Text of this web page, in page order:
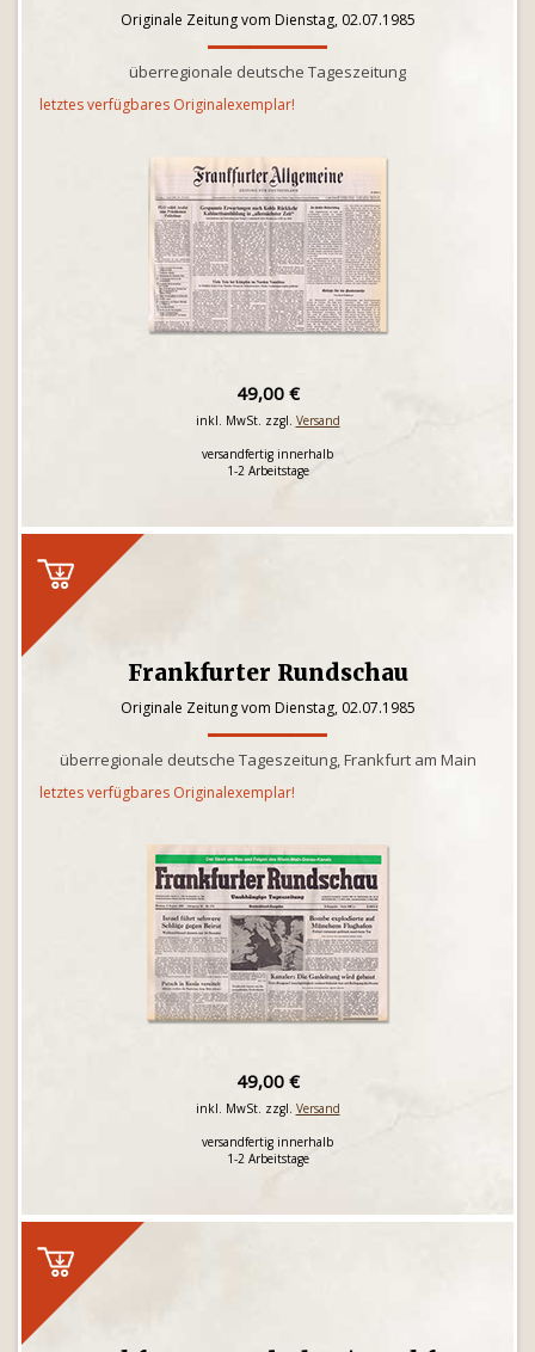
Originale Zeitung vom Dienstag, 02.07.1985
überregionale deutsche Tageszeitung
letztes verfügbares Originalexemplar!
49,00 €
inkl. MwSt. zzgl. Versand
versandfertig innerhalb
1-2 Arbeitstage
Frankfurter Rundschau
Originale Zeitung vom Dienstag, 02.07.1985
überregionale deutsche Tageszeitung, Frankfurt am Main
letztes verfügbares Originalexemplar!
49,00 €
inkl. MwSt. zzgl. Versand
versandfertig innerhalb
1-2 Arbeitstage